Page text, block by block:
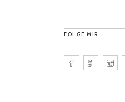
FOLGE MIR